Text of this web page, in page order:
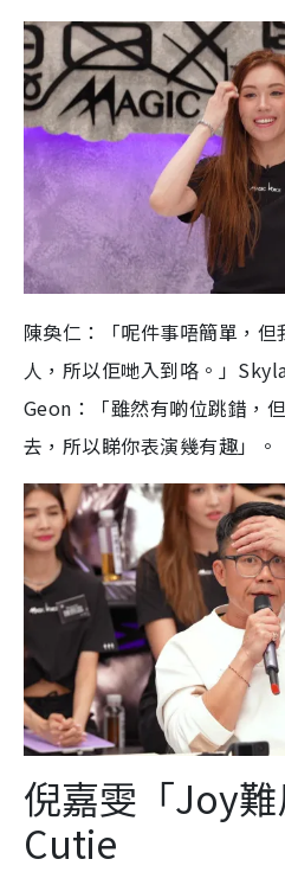
陳奐仁：「呢件事唔簡單，
人，所以佢哋入到咯。」
Geon：「雖然有啲位跳錯，
去，所以睇你表演幾有趣」。
倪嘉雯「Joy
Cutie